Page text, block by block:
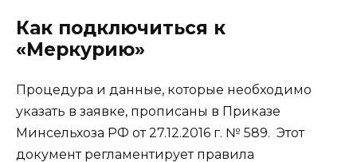
Как подключиться к
«Меркурию»
Процедура и данные, которые необходимо
указать в заявке, прописаны в Приказе
Минсельхоза РФ от 27.12.2016 г. № 589. Этот
документ регламентирует правила